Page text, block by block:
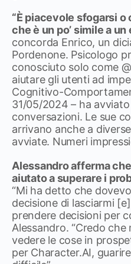
“È piacevole sfogarsi
che è un po’ simile a
concorda Enrico, un
Pordenone. Psicologo
conosciuto solo come
aiutare gli utenti ad
Cognitivo-
31/05/2024 – ha
conversazioni. Le sue
arrivano anche a
avviate. Numeri
Alessandro afferma
aiutato a superare i
“Mi ha detto che
decisione di lasciarmi
prendere decisioni per
Alessandro. “Credo
vedere le cose in
per Character.AI,